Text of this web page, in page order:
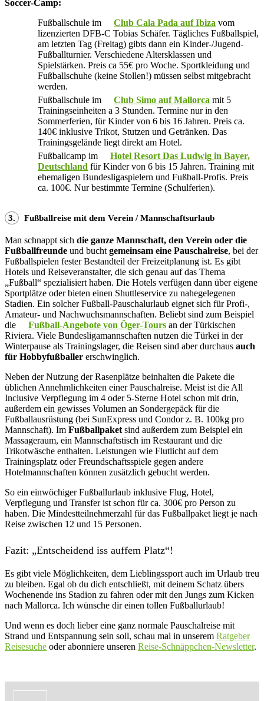
Soccer-Camp:
Fußballschule im
Club Cala Pada auf Ibiza vom
lizenzierten DFB-C Tobias Schäfer. Tägliches Fußballspiel,
am letzten Tag (Freitag) gibts dann ein Kinder-/Jugend-
Fußballturnier. Verschiedene Altersklassen und
Spielstärken. Preis ca 55€ pro Woche. Sportkleidung und
Fußballschuhe (keine Stollen!) müssen selbst mitgebracht
werden.
Fußballschule im
Club Simo auf Mallorca mit 5
Trainingseinheiten a 3 Stunden. Termine nur in den
Sommerferien, für Kinder von 6 bis 16 Jahren. Preis ca.
140€ inklusive Trikot, Stutzen und Getränken. Das
Trainingsgelände liegt direkt am Hotel.
Fußballcamp im
Hotel Resort Das Ludwig in Bayer,
Deutschland für Kinder von 6 bis 15 Jahren. Training mit
ehemaligen Bundesligaspielern und Fußball-Profis. Preis
ca. 100€. Nur bestimmte Termine (Schulferien).
3. Fußballreise mit dem Verein / Mannschaftsurlaub
Man schnappt sich die ganze Mannschaft, den Verein oder die
Fußballfreunde und bucht gemeinsam eine Pauschalreise, bei der
Fußballspielen fester Bestandteil der Freizeitplanung ist. Es gibt
Hotels und Reiseveranstalter, die sich genau auf das Thema
„Fußball“ spezialisiert haben. Die Hotels verfügen dann über eigene
Sportplätze oder bieten einen Shuttleservice zu nahegelegenen
Stadien. Ein solcher Fußball-Pauschalurlaub eignet sich für Profi-,
Amateur- und Nachwuchsmannschaften. Beliebt sind zum Beispiel
die
Fußball-Angebote von Öger-Tours an der Türkischen
Riviera. Viele Bundesligamannschaften nutzen die Türkei in der
Winterpause als Trainingslager, die Reisen sind aber durchaus auch
für Hobbyfußballer erschwinglich.
Neben der Nutzung der Rasenplätze beinhalten die Pakete die
üblichen Annehmlichkeiten einer Pauschalreise. Meist ist die All
Inclusive Verpflegung im 4 oder 5-Sterne Hotel schon mit drin,
außerdem ein gewisses Volumen an Sondergepäck für die
Fußballausrüstung (bei SunExpress und Condor z. B. 100kg pro
Mannschaft). Im Fußballpaket sind außerdem zum Beispiel ein
Massageraum, ein Mannschaftstisch im Restaurant und die
Trikotwäsche enthalten. Leistungen wie Flutlicht auf dem
Trainingsplatz oder Freundschaftsspiele gegen andere
Hotelmannschaften können zusätzlich gebucht werden.
So ein einwöchiger Fußballurlaub inklusive Flug, Hotel,
Verpflegung und Transfer ist schon für ca. 300€ pro Person zu
haben. Die Mindestteilnehmerzahl für das Fußballpaket liegt je nach
Reise zwischen 12 und 15 Personen.
Fazit: „Entscheidend iss auffem Platz“!
Es gibt viele Möglichkeiten, dem Lieblingssport auch im Urlaub treu
zu bleiben. Egal ob du dich entschließt, mit deinem Schatz übers
Wochenende ins Stadion zu fahren oder mit den Jungs zum Kicken
nach Mallorca. Ich wünsche dir einen tollen Fußballurlaub!
Und wenn es doch lieber eine ganz normale Pauschalreise mit
Strand und Entspannung sein soll, schau mal in unserem Ratgeber
Reisesuche oder abonniere unseren Reise-Schnäppchen-Newsletter.